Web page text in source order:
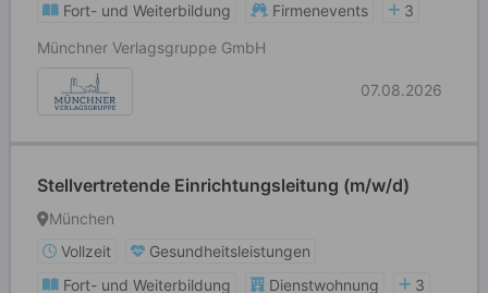
Fort- und Weiterbildung
Firmenevents
3
Münchner Verlagsgruppe GmbH
07.08.2026
Stellvertretende Einrichtungsleitung (m/w/d)
München
Vollzeit
Gesundheitsleistungen
Fort- und Weiterbildung
Dienstwohnung
3